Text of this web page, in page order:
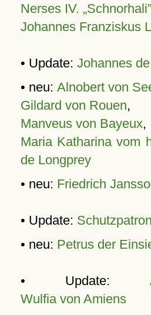
Nerses IV. „Schnorhali”
Johannes Franziskus
• Update: Johannes
• neu: Alnobert von
Gildard von Rouen,
Manveus von Bayeux,
Maria Katharina vom
de Longprey
• neu: Friedrich
• Update:
• neu: Petrus der
• Update:
Wulfia von Amiens